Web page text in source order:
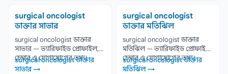
surgical oncologist
ডাক্তার সাভার
surgical oncologist ডাক্তার
সাভার — ভ্যারিফাইড প্রোফাইল,
চেম্বার ও যোগাযোগের তথ্য।
surgical oncologist ডাক্তার
সাভার →
surgical oncologist
ডাক্তার মতিঝিল
surgical oncologist ডাক্তার
মতিঝিল — ভ্যারিফাইড প্রোফাইল,
চেম্বার ও যোগাযোগের তথ্য।
surgical oncologist ডাক্তার
মতিঝিল →